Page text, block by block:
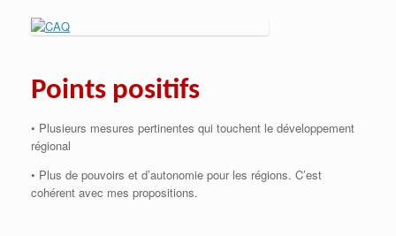
Points positifs
• Plusieurs mesures pertinentes qui touchent le développement
régional
• Plus de pouvoirs et d’autonomie pour les régions. C’est
cohérent avec mes propositions.